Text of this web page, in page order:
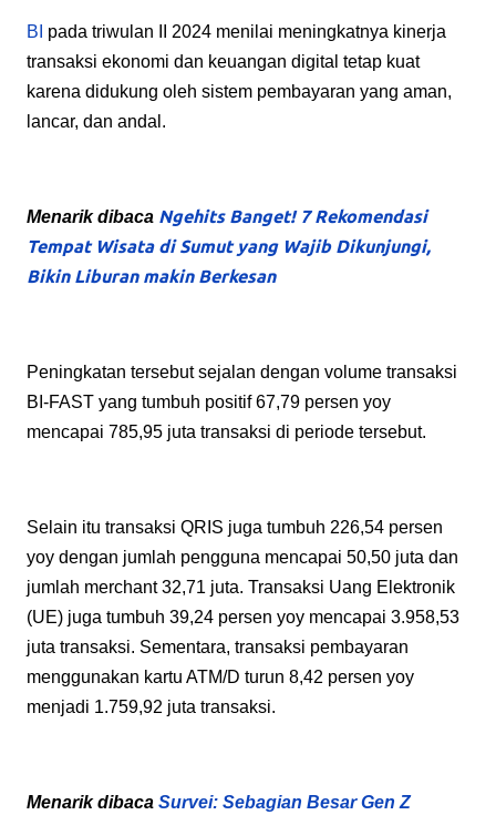
BI pada triwulan II 2024 menilai meningkatnya kinerja
transaksi ekonomi dan keuangan digital tetap kuat
karena didukung oleh sistem pembayaran yang aman,
lancar, dan andal.
Menarik dibaca Ngehits Banget! 7 Rekomendasi
Tempat Wisata di Sumut yang Wajib Dikunjungi,
Bikin Liburan makin Berkesan
Peningkatan tersebut sejalan dengan volume transaksi
BI-FAST yang tumbuh positif 67,79 persen yoy
mencapai 785,95 juta transaksi di periode tersebut.
Selain itu transaksi QRIS juga tumbuh 226,54 persen
yoy dengan jumlah pengguna mencapai 50,50 juta dan
jumlah merchant 32,71 juta. Transaksi Uang Elektronik
(UE) juga tumbuh 39,24 persen yoy mencapai 3.958,53
juta transaksi. Sementara, transaksi pembayaran
menggunakan kartu ATM/D turun 8,42 persen yoy
menjadi 1.759,92 juta transaksi.
Menarik dibaca Survei: Sebagian Besar Gen Z